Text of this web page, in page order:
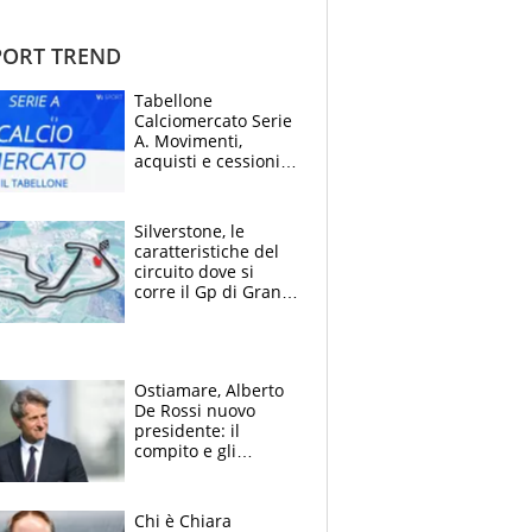
TREND
Tabellone
Calciomercato Serie
A. Movimenti,
acquisti e cessioni:
Silverstone, le
caratteristiche del
circuito dove si
corre il Gp di Gran
Ostiamare, Alberto
De Rossi nuovo
presidente: il
compito e gli
Chi è Chiara